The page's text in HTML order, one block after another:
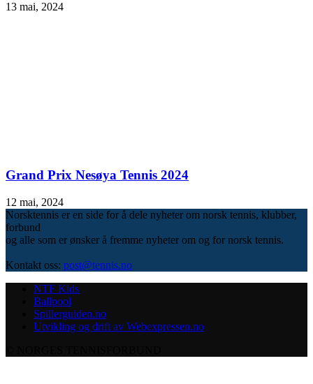
13 mai, 2024
Grand Prix Nesøya Tennis 2024
12 mai, 2024
Norsktennis er en side for å dele nyheter om norsk tennis, klubber,
forbund
og alle som er ønsker å fremme nyheter om og for norsk tennis.
Kontakt oss: post@tennis.no
NTF Kids
Ballpool
Spillerguiden.no
Utvikling og drift av Webexpressen.no